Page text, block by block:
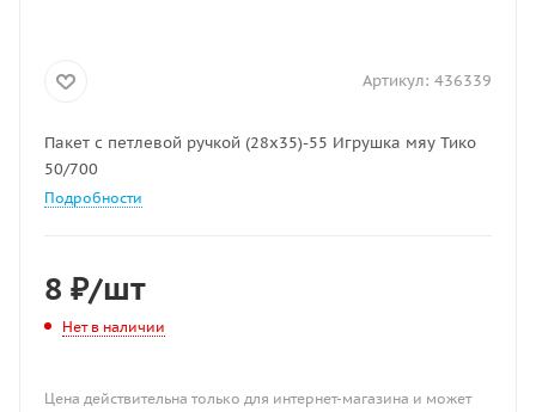
Артикул: 436339
Пакет с петлевой ручкой (28х35)-55 Игрушка мяу Тико
50/700
Подробности
8 ₽/шт
Нет в наличии
Цена действительна только для интернет-магазина и может